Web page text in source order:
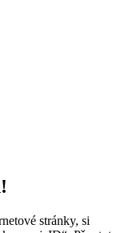
stránky, si